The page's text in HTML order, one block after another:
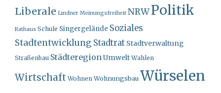
Liberale Lindner Meinungsfreiheit NRWPolitik
Rathaus Schule Singergelände Soziales
Stadtentwicklung Stadtrat Stadtverwaltung
Straßenbau Städteregion Umwelt Wahlen
Wirtschaft Wohnen WohnungsbauWürselen